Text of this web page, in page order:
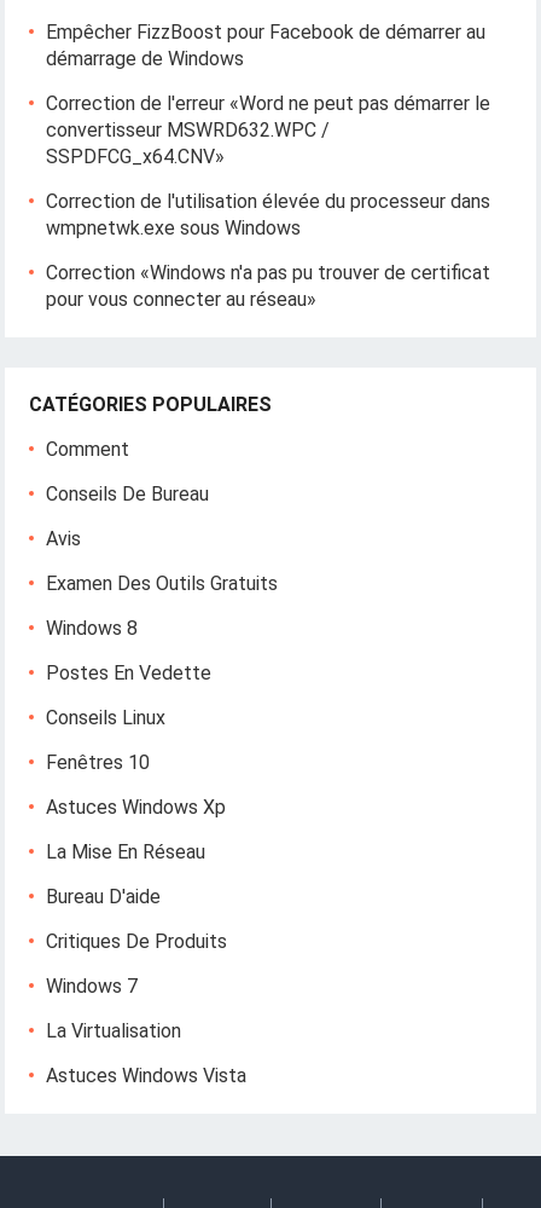
Empêcher FizzBoost pour Facebook de démarrer au
démarrage de Windows
Correction de l'erreur «Word ne peut pas démarrer le
convertisseur MSWRD632.WPC /
SSPDFCG_x64.CNV»
Correction de l'utilisation élevée du processeur dans
wmpnetwk.exe sous Windows
Correction «Windows n'a pas pu trouver de certificat
pour vous connecter au réseau»
CATÉGORIES POPULAIRES
Comment
Conseils De Bureau
Avis
Examen Des Outils Gratuits
Windows 8
Postes En Vedette
Conseils Linux
Fenêtres 10
Astuces Windows Xp
La Mise En Réseau
Bureau D'aide
Critiques De Produits
Windows 7
La Virtualisation
Astuces Windows Vista